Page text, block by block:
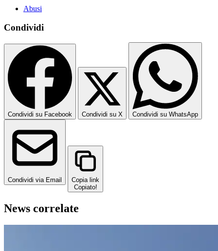
Abusi
Condividi
Condividi su Facebook Condividi su X Condividi su WhatsApp
Condividi via Email
Copia link
Copiato!
News correlate